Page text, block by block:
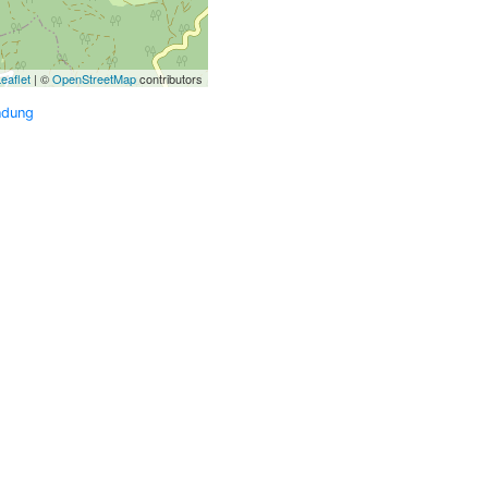
| ©OpenStreetMapcontributors